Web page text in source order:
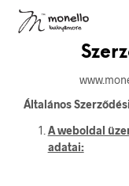
Általános
A weboldal
adatai: